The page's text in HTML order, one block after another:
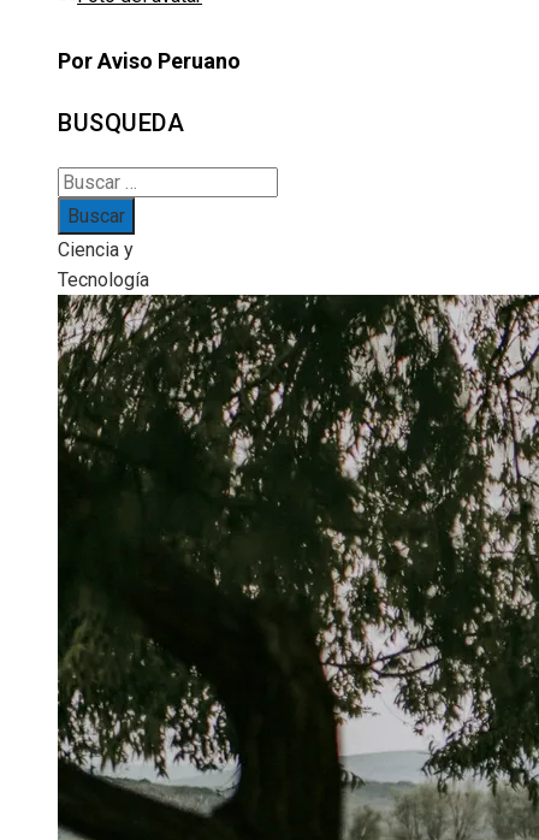
Por Aviso Peruano
BUSQUEDA
Buscar:
Ciencia y
Tecnología